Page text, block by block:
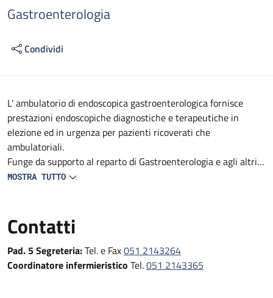
Gastroenterologia
Condividi
Descrizione
L' ambulatorio di endoscopica gastroenterologica fornisce
prestazioni endoscopiche diagnostiche e terapeutiche in
elezione ed in urgenza per pazienti ricoverati che
ambulatoriali.
Funge da supporto al reparto di Gastroenterologia e agli altri
reparti e DS del Policlinico (Medicine, Geriatrie, Oncologie,
Fornisce prestazioni endoscopiche diagnostiche e terapeutiche
in urgenza, in elezione e follow-up
MOSTRA TUTTO
Contatti
Pad. 5 Segreteria:Tel. e Fax051 2143264
Coordinatore infermieristico Tel.051 2143365